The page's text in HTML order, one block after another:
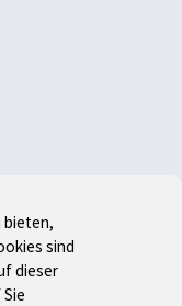
bieten,
sind
dieser